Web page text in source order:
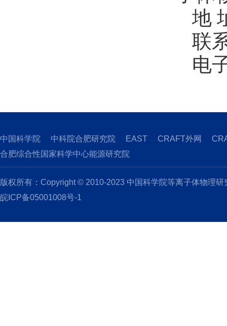
地
联
电
中国科学院 中科院合肥研究院 EAST CRAFT外网
合肥综合性国家科学中心能源研究院
版权所有：Copyright © 2010-2023 中国科学院等离子体物理
皖ICP备05001008号-1